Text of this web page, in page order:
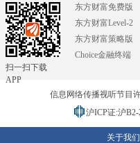
扫一扫下载
APP
东方财富免费版
东方财富Level-2
东方财富策略版
Choice金融终端
信息网络传播视听节目
沪ICP证:沪B2-
关于我们